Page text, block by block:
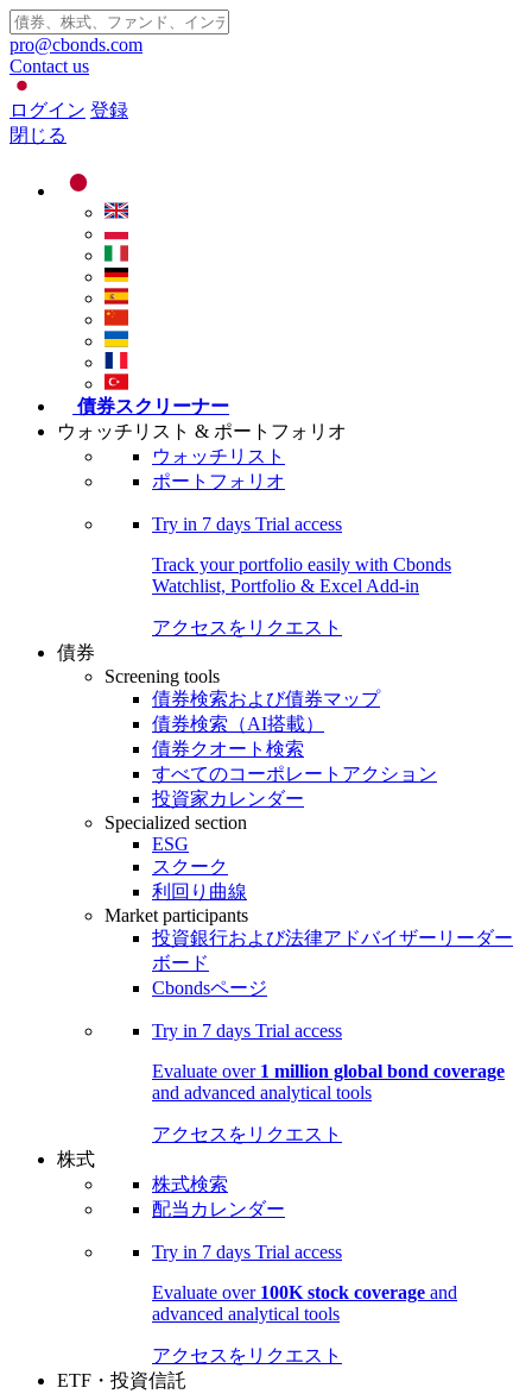
pro@cbonds.com
Contact us
ログイン 登録
閉じる
債券スクリーナー
ウォッチリスト & ポートフォリオ
ウォッチリスト
ポートフォリオ
Try in 7 days Trial access
Track your portfolio easily with Cbonds
Watchlist, Portfolio & Excel Add-in
アクセスをリクエスト
債券
Screening tools
債券検索および債券マップ
債券検索（AI搭載）
債券クオート検索
すべてのコーポレートアクション
投資家カレンダー
Specialized section
ESG
スクーク
利回り曲線
Market participants
投資銀行および法律アドバイザーリーダー
ボード
Cbondsページ
Try in 7 days Trial access
Evaluate over 1 million global bond coverage
and advanced analytical tools
アクセスをリクエスト
株式
株式検索
配当カレンダー
Try in 7 days Trial access
Evaluate over 100K stock coverage and
advanced analytical tools
アクセスをリクエスト
ETF・投資信託